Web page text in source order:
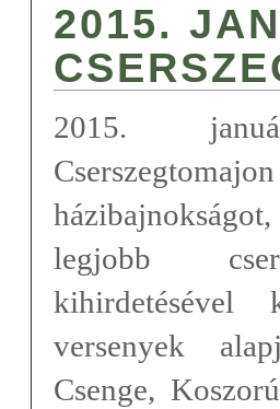
2015.
2015.
legjobb
versenyek
Csenge,